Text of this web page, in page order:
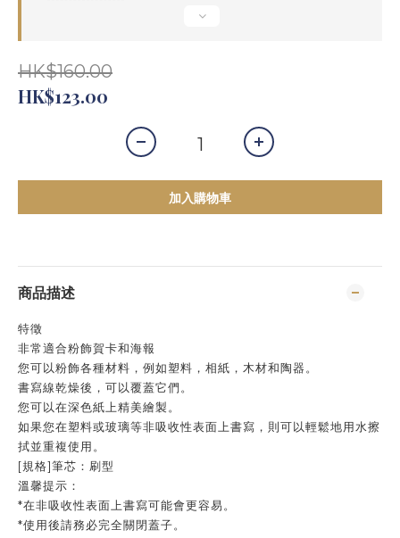
HK$160.00
HK$123.00
加入購物車
商品描述
特徵
非常適合粉飾賀卡和海報
您可以粉飾各種材料，例如塑料，相紙，木材和陶器。
書寫線乾燥後，可以覆蓋它們。
您可以在深色紙上精美繪製。
如果您在塑料或玻璃等非吸收性表面上書寫，則可以輕鬆地用水擦
拭並重複使用。
[規格]筆芯：刷型
溫馨提示：
*在非吸收性表面上書寫可能會更容易。
*使用後請務必完全關閉蓋子。